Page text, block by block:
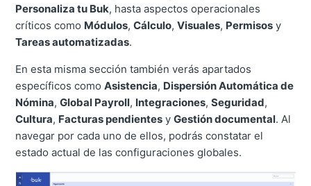
Personaliza tu Buk, hasta aspectos operacionales
críticos como Módulos,Cálculo,Visuales, Permisos y
Tareas automatizadas.
En esta misma sección también verás apartados
específicos comoAsistencia, Dispersión Automática de
Nómina,Global Payroll, Integraciones,Seguridad,
Cultura, Facturas pendientes yGestión documental. Al
navegar por cada uno de ellos, podrás constatar el
estado actual de las configuraciones globales.